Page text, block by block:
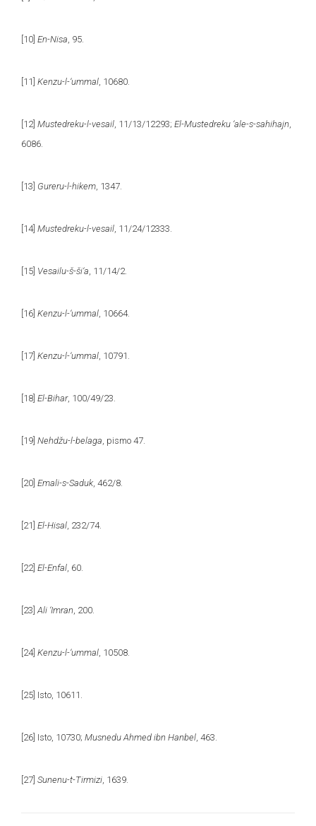
[10] En-Nisa , 95.
[11] Kenzu-l-‘ummal , 10680.
[12] Mustedreku-l-vesail , 11/13/12293; El-Mustedreku ‘ale-s-sahihajn
6086.
[13] Gureru-l-hikem , 1347.
[14] Mustedreku-l-vesail , 11/24/12333.
[15] Vesailu-š-ši‘a , 11/14/2.
[16] Kenzu-l-‘ummal , 10664.
[17] Kenzu-l-‘ummal , 10791.
[18] El-Bihar, 100/49/23.
[19] Nehdžu-l-belaga , pismo 47.
[20] Emali-s-Saduk , 462/8.
[21] El-Hisal , 232/74.
[22] El-Enfal , 60.
[23] Ali ‘Imran , 200.
[24] Kenzu-l-‘ummal , 10508.
[25] Isto, 10611.
[26] Isto, 10730; Musnedu Ahmed ibn Hanbel , 463.
[27] Sunenu-t-Tirmizi , 1639.